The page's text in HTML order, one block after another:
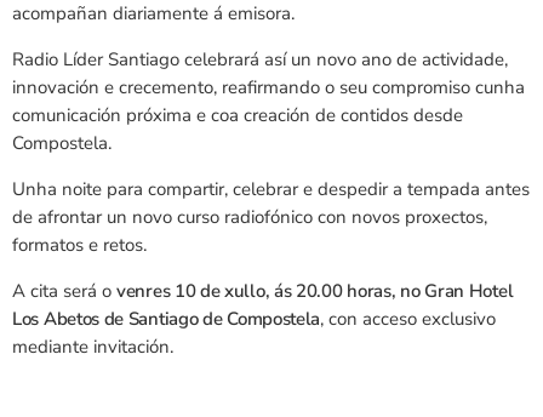
acompañan diariamente á emisora.
Radio Líder Santiago celebrará así un novo ano de actividade,
innovación e crecemento, reafirmando o seu compromiso cunha
comunicación próxima e coa creación de contidos desde
Compostela.
Unha noite para compartir, celebrar e despedir a tempada antes
de afrontar un novo curso radiofónico con novos proxectos,
formatos e retos.
A cita será o venres 10 de xullo, ás 20.00 horas, no Gran Hotel
Los Abetos de Santiago de Compostela, con acceso exclusivo
mediante invitación.